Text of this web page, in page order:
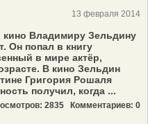
13 февраля 2014
кино Владимиру Зельдину
Он попал в книгу
в мире актёр,
В кино Зельдин
Григория Рошаля
получил, когда ...
2835 Комментариев: 0